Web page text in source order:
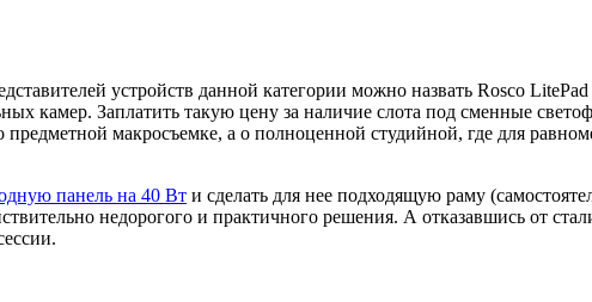
устройств данной категории можно назвать Rosco
камер. Заплатить такую цену за наличие слота под сменные
предметной макросъемке, а о полноценной студийной, где для
панель на 40 Вт и сделать для нее подходящую раму
недорогого и практичного решения. А отказавшись от